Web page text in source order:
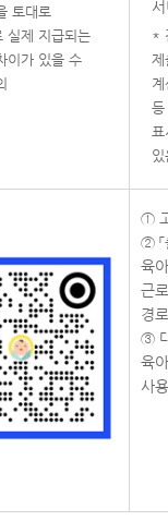
토대로
실제 지급되는
이가 있을 수
*
제
등
표
①
②
육
근
경
③
육
사